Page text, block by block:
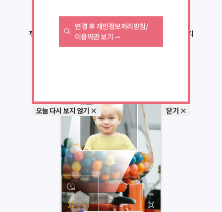
후방 카메라로 찍는 배경의 초점을 맞추고 원하는 구도에 맞춰
확대합니다.
변경 후 개인정보처리방침/
이용약관 보기 ⇀
오늘 다시 보지 않기 × 닫기 ×